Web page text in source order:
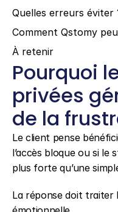
Quelles erreurs éviter
Comment Qstomy
À retenir
Pourquoi
privées
de la
Le client pense
l’accès bloque ou si
plus forte qu’une
La réponse doit traiter